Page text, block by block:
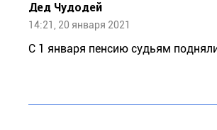
Дед Чудодей
14:21, 20 января 2021
С 1 января пенсию судьям